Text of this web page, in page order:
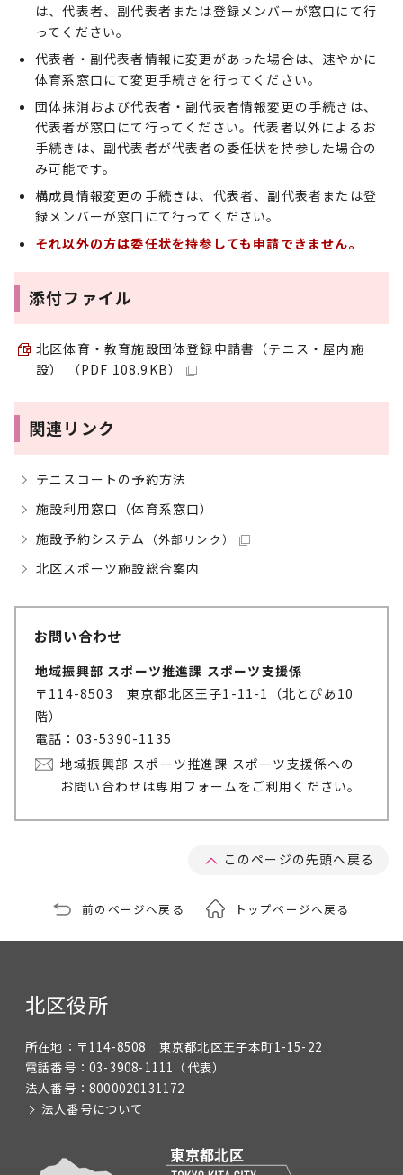
は、代表者、副代表者または登録メンバーが窓口にて行
ってください。
代表者・副代表者情報に変更があった場合は、速やかに
体育系窓口にて変更手続きを行ってください。
団体抹消および代表者・副代表者情報変更の手続きは、
代表者が窓口にて行ってください。代表者以外によるお
手続きは、副代表者が代表者の委任状を持参した場合の
み可能です。
構成員情報変更の手続きは、代表者、副代表者または登
録メンバーが窓口にて行ってください。
それ以外の方は委任状を持参しても申請できません。
添付ファイル
北区体育・教育施設団体登録申請書（テニス・屋内施
設） （PDF 108.9KB）
関連リンク
テニスコートの予約方法
施設利用窓口（体育系窓口）
施設予約システム
（外部リンク）
北区スポーツ施設総合案内
お問い合わせ
地域振興部 スポーツ推進課 スポーツ支援係
〒114-8503 東京都北区王子1-11-1（北とぴあ10
階）
電話：03-5390-1135
地域振興部 スポーツ推進課 スポーツ支援係への
お問い合わせは専用フォームをご利用ください。
このページの先頭へ戻る
前のページへ戻る トップページへ戻る
北区役所
所在地： 〒114-8508 東京都北区王子本町1-15-22
電話番号： 03-3908-1111 （代表）
法人番号： 8000020131172
法人番号について